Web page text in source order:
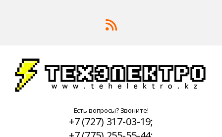
Есть вопросы? Звоните!
+7 (727) 317-03-19;